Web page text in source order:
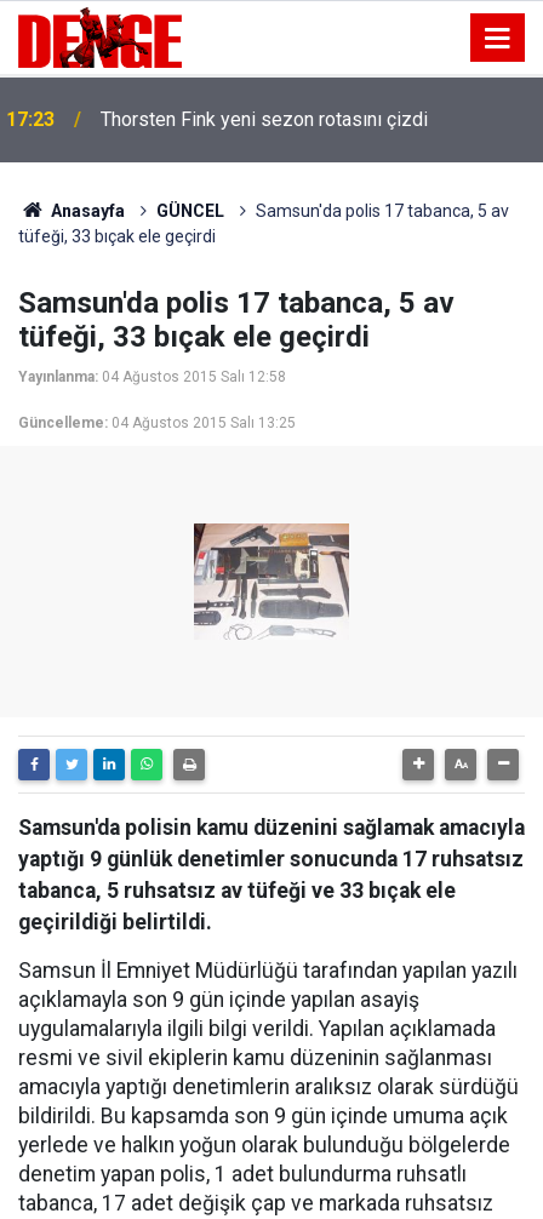
17:23 Thorsten Fink yeni sezon rotasını çizdi
Anasayfa GÜNCEL
Samsun'da polis 17 tabanca, 5 av
tüfeği, 33 bıçak ele geçirdi
Samsun'da polis 17 tabanca, 5 av
tüfeği, 33 bıçak ele geçirdi
Yayınlanma: 04 Ağustos 2015 Salı 12:58
Güncelleme: 04 Ağustos 2015 Salı 13:25
Samsun'da polisin kamu düzenini sağlamak amacıyla
yaptığı 9 günlük denetimler sonucunda 17 ruhsatsız
tabanca, 5 ruhsatsız av tüfeği ve 33 bıçak ele
geçirildiği belirtildi.
Samsun İl Emniyet Müdürlüğü tarafından yapılan yazılı
açıklamayla son 9 gün içinde yapılan asayiş
uygulamalarıyla ilgili bilgi verildi. Yapılan açıklamada
resmi ve sivil ekiplerin kamu düzeninin sağlanması
amacıyla yaptığı denetimlerin aralıksız olarak sürdüğü
bildirildi. Bu kapsamda son 9 gün içinde umuma açık
yerlede ve halkın yoğun olarak bulunduğu bölgelerde
denetim yapan polis, 1 adet bulundurma ruhsatlı
tabanca, 17 adet değişik çap ve markada ruhsatsız